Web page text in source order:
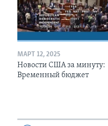
МАРТ 12, 2025
Новости США за минуту:
Временный бюджет